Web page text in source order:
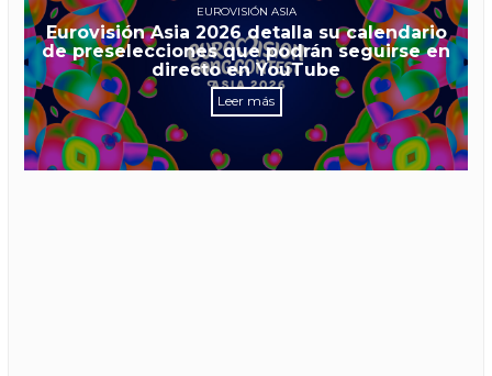
EUROVISIÓN ASIA
Eurovisión Asia 2026 detalla su calendario
de preselecciones que podrán seguirse en
directo en YouTube
Leer más